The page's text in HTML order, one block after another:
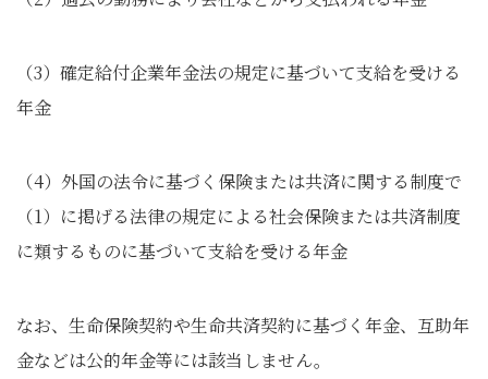
（3）確定給付企業年金法の規定に基づいて支給を受ける
年金
（4）外国の法令に基づく保険または共済に関する制度で
（1）に掲げる法律の規定による社会保険または共済制度
に類するものに基づいて支給を受ける年金
なお、生命保険契約や生命共済契約に基づく年金、互助年
金などは公的年金等には該当しません。